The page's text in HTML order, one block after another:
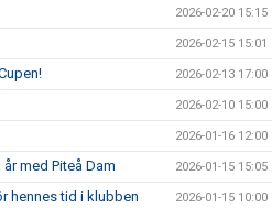
2026-02-20 15:15
2026-02-15 15:01
2026-02-13 17:00
2026-02-10 15:00
2026-01-16 12:00
med Piteå Dam 2026-01-15 15:05
hennes tid i klubben 2026-01-15 10:00